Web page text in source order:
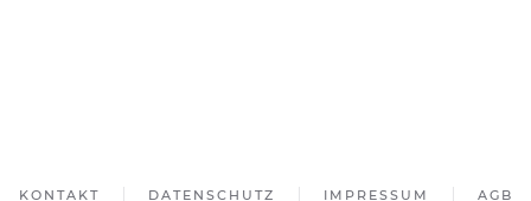
KONTAKT DATENSCHUTZ IMPRESSUM AGB